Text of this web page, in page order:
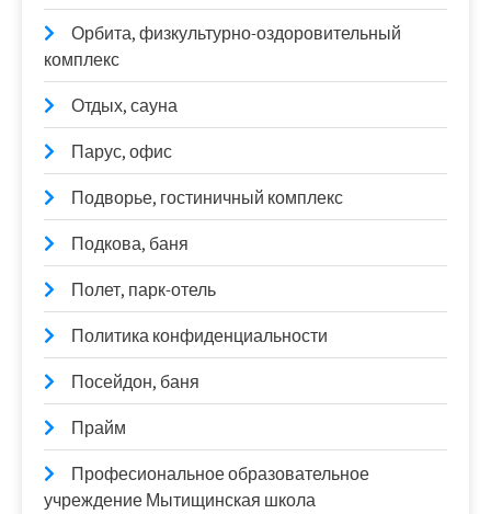
Орбита, физкультурно-оздоровительный
комплекс
Отдых, сауна
Парус, офис
Подворье, гостиничный комплекс
Подкова, баня
Полет, парк-отель
Политика конфиденциальности
Посейдон, баня
Прайм
Професиональное образовательное
учреждение Мытищинская школа